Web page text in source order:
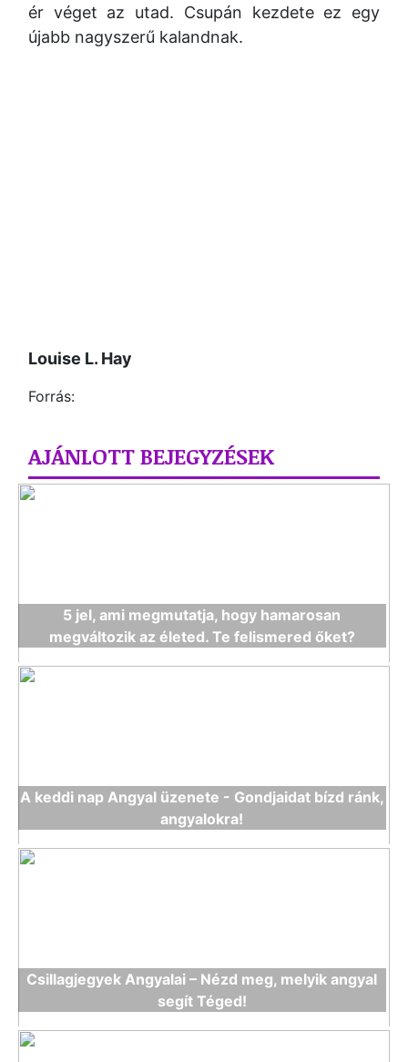
ér véget az utad. Csupán kezdete ez egy
újabb nagyszerű kalandnak.
Louise L. Hay
Forrás:
AJÁNLOTT BEJEGYZÉSEK
5 jel, ami megmutatja, hogy hamarosan
megváltozik az életed. Te felismered őket?
A keddi nap Angyal üzenete - Gondjaidat bízd ránk,
angyalokra!
Csillagjegyek Angyalai – Nézd meg, melyik angyal
segít Téged!